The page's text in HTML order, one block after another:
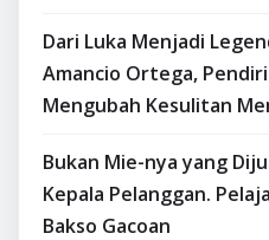
Dari Luka Menjadi
Amancio Ortega,
Mengubah Kesulitan
Bukan Mie-nya yang
Kepala Pelanggan.
Bakso Gacoan